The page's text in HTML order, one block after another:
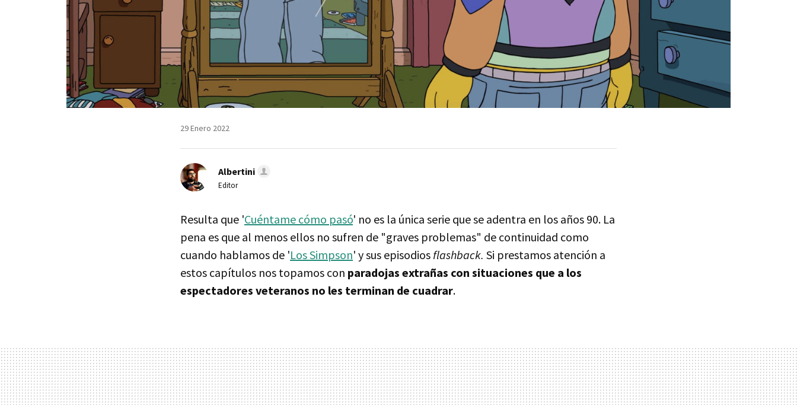
29 Enero 2022
Albertini
Editor
Resulta que 'Cuéntame cómo pasó' no es la única serie que se adentra en los años 90. La
pena es que al menos ellos no sufren de "graves problemas" de continuidad como
cuando hablamos de 'Los Simpson' y sus episodios flashback. Si prestamos atención a
estos capítulos nos topamos con paradojas extrañas con situaciones que a los
espectadores veteranos no les terminan de cuadrar.